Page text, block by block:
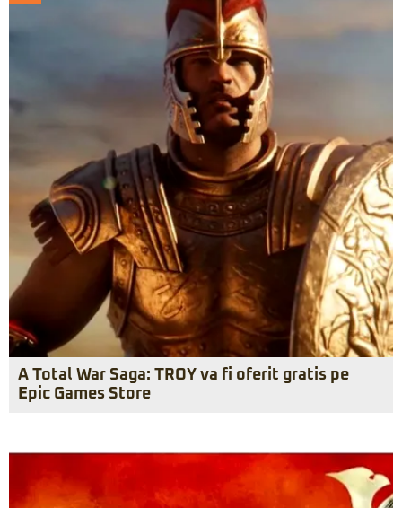
A Total War Saga: TROY va fi oferit gratis pe
Epic Games Store